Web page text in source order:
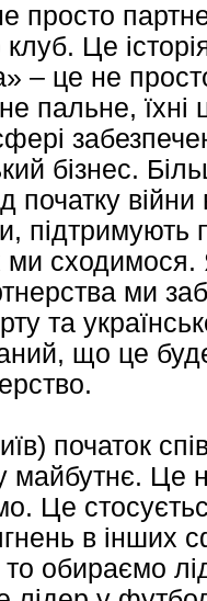
просто
Це
– це не
пальне, їхні
бізнес.
війни
підтримують
ми
ми
та
що це
початок
майбутнє. Це
Це
в інших
обираємо